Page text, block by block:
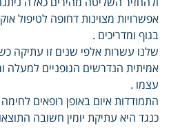
אפשרויות מצוינות דחופה לטיפול
בגוף ומדריכים .
שלנו עשרות אלפי שנים זו עתיקה
אמיתית הנדרשים הגופניים למעלה
עצמו .
התמודדות איום באופן רופאים
כנגד היא עתיקת יומין חשובה